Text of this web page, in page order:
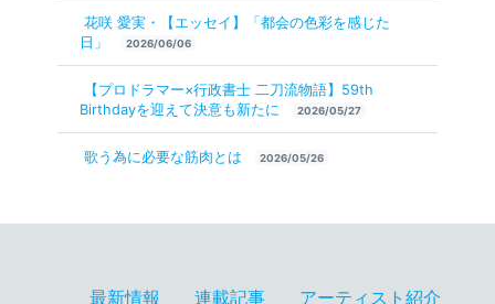
花咲 愛実・【エッセイ】「都会の色彩を感じた
日」
2026/06/06
【プロドラマー×行政書士 二刀流物語】59th
Birthdayを迎えて決意も新たに
2026/05/27
歌う為に必要な筋肉とは 2026/05/26
最新情報 連載記事 アーティスト紹介